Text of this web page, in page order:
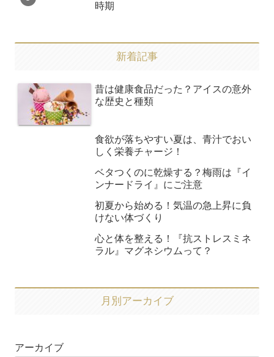
時期
新着記事
昔は健康食品だった？アイスの意外
な歴史と種類
食欲が落ちやすい夏は、青汁でおい
しく栄養チャージ！
ベタつくのに乾燥する？梅雨は『イ
ンナードライ』にご注意
初夏から始める！気温の急上昇に負
けない体づくり
心と体を整える！『抗ストレスミネ
ラル』マグネシウムって？
月別アーカイブ
アーカイブ